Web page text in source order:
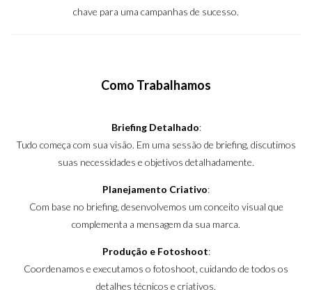
chave para uma campanhas de sucesso.
Como Trabalhamos
Briefing Detalhado:
Tudo começa com sua visão. Em uma sessão de briefing, discutimos
suas necessidades e objetivos detalhadamente.
Planejamento Criativo:
Com base no briefing, desenvolvemos um conceito visual que
complementa a mensagem da sua marca.
Produção e Fotoshoot:
Coordenamos e executamos o fotoshoot, cuidando de todos os
detalhes técnicos e criativos.